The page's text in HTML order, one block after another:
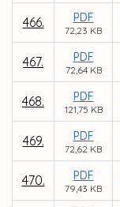
466. PDF
72,23 KB
467. PDF
72,64 KB
468. PDF
121,75 KB
469. PDF
72,62 KB
470. PDF
79,43 KB